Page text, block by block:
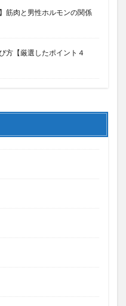
筋肉と男性ホルモンの関係
方【厳選したポイント４